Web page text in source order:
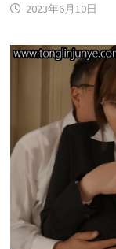
2023年6月10日